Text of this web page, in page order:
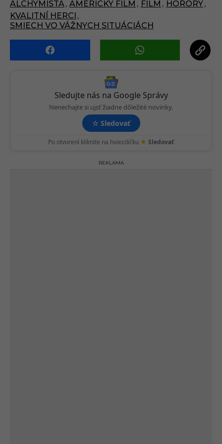
g
i
n
t
ALCHYMISTA , AMERICKY FILM , FILM , HORORY,
KVALITNÍ HERCI ,
SMIECH VO VÁŽNYCH SITUÁCIÁCH
Sledujte nás na Google Správy
Nenechajte si ujsť žiadne dôležité novinky.
☆ Sledovať
Po otvorení kliknite na hviezdičku ★ Sledovať
REKLAMA